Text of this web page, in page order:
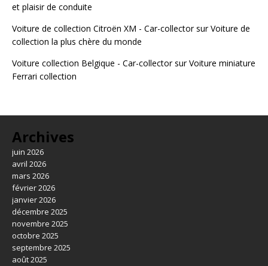
et plaisir de conduite
Voiture de collection Citroën XM - Car-collectorsurVoiture de
collection la plus chère du monde
Voiture collection Belgique - Car-collectorsurVoiture miniature
Ferrari collection
Archives
juin 2026
avril 2026
mars 2026
février 2026
janvier 2026
décembre 2025
novembre 2025
octobre 2025
septembre 2025
août 2025